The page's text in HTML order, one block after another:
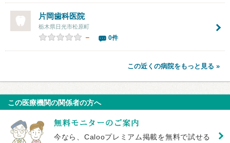
片岡歯科医院
栃木県日光市松原町
－ 0件
この近くの病院をもっと見る »
この医療機関の関係者の方へ
今なら、Calooプレミアム掲載を無料で試せる